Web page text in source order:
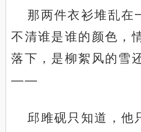
那两件衣衫堆乱在
不清谁是谁的颜色，
落下，是柳絮风的雪
——
邱雎砚只知道，他